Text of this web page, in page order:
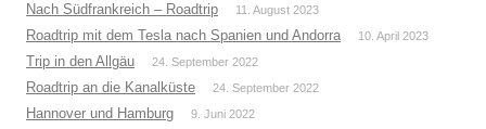
Nach Südfrankreich – Roadtrip 11. August 2023
Roadtrip mit dem Tesla nach Spanien und Andorra 10. April 2023
Trip in den Allgäu 24. September 2022
Roadtrip an die Kanalküste 24. September 2022
Hannover und Hamburg 9. Juni 2022